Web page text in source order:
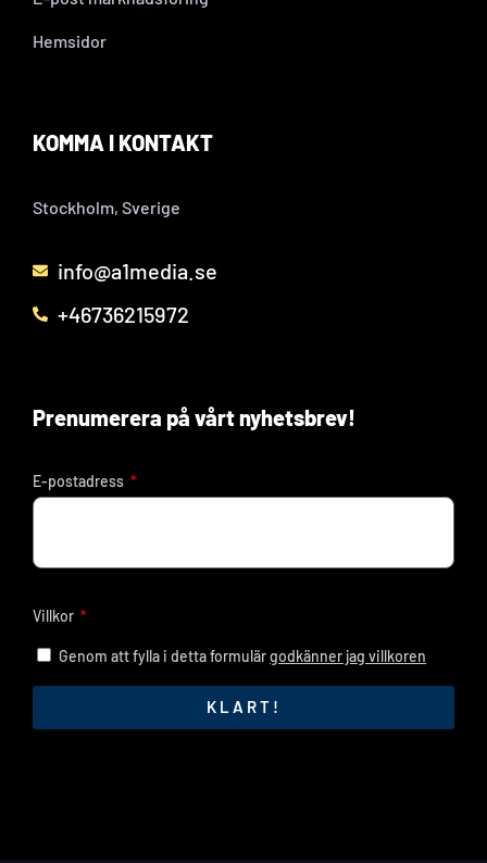
Hemsidor
KOMMA I KONTAKT
Stockholm, Sverige
info@a1media.se
+46736215972
Prenumerera på vårt nyhetsbrev!
E-postadress
Villkor
Genom att fylla i detta formulärgodkänner jag villkoren
KLART!